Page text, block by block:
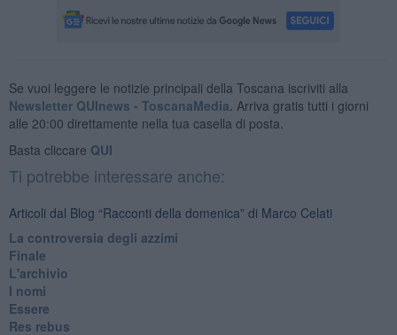
Se vuoi leggere le notizie principali della Toscana iscriviti alla
Newsletter QUInews - ToscanaMedia. Arriva gratis tutti i giorni
alle 20:00 direttamente nella tua casella di posta.
Basta cliccare QUI
Ti potrebbe interessare anche:
Articoli dal Blog “Racconti della domenica” di Marco Celati
La controversia degli azzimi
Finale
L'archivio
I nomi
Essere
Res rebus